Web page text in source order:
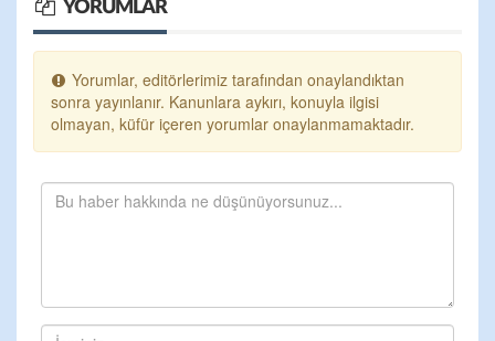
YORUMLAR
Yorumlar, editörlerimiz tarafından onaylandıktan
sonra yayınlanır. Kanunlara aykırı, konuyla ilgisi
olmayan, küfür içeren yorumlar onaylanmamaktadır.